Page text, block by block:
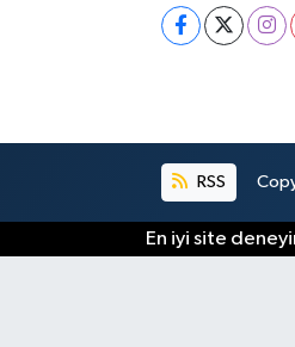
RSS
En iyi site